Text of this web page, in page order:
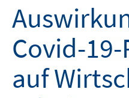
Covid-
auf